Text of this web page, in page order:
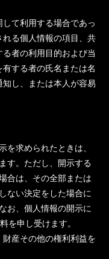
て利用する場合であっ
る個人情報の項目、共
者の利用目的および当
する者の氏名または名
し、または本人が容易
を求められたときは、
す。ただし、開示する
合は、その全部または
ない決定をした場合に
お、個人情報の開示に
を申し受けます。
産その他の権利利益を